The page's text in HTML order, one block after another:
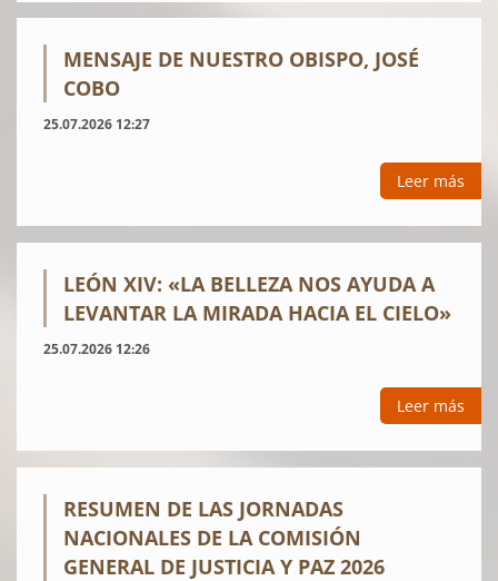
MENSAJE DE NUESTRO OBISPO, JOSÉ
COBO
25.07.2026 12:27
Leer más
LEÓN XIV: «LA BELLEZA NOS AYUDA A
LEVANTAR LA MIRADA HACIA EL CIELO»
25.07.2026 12:26
Leer más
RESUMEN DE LAS JORNADAS
NACIONALES DE LA COMISIÓN
GENERAL DE JUSTICIA Y PAZ 2026